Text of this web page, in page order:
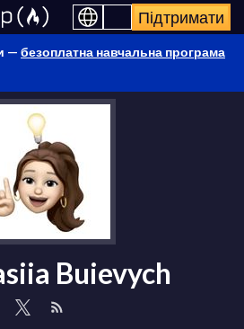
Підтримати
— безоплатна навчальна програма
Buievych